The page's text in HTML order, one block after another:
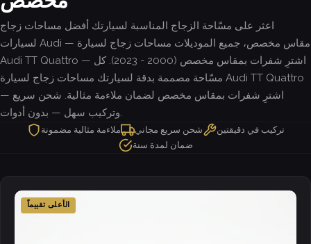
اعثر على مسّاحة الزجاج المناسبة لسيارتك أفضل مساحات زجاج
لسيارات Audi — مقاس مخصص، جميع الموديلات مساحات زجاج لسيارة
Audi TT Quattro — اشترِ شفرات بمقاس مخصص (2000 - 2023). كل
مسّاحة مصممة بدقة لسيارتك مساحات زجاج لسيارة Audi TT Quattro
— اشترِ شفرات بمقاس مخصص لضمان ملاءمة مثالية. شحن سريع
وتركيب سهل — بدون أدوات.
ملاءمة مثالية مضمونة شحن سريع مجاني
تركيب في دقيقتين
ضمان لمدة سنة
الأعلى تقييماً